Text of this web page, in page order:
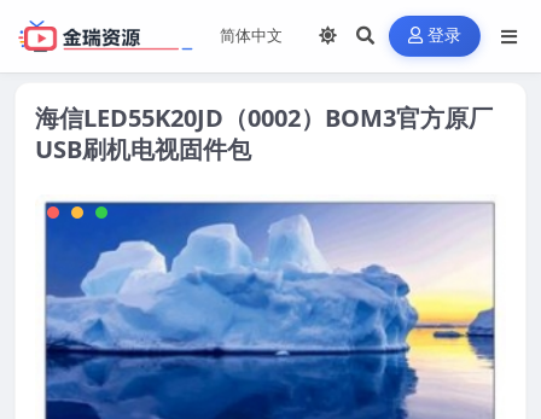
登录
海信LED55K20JD（0002）BOM3官方原厂
USB刷机电视固件包